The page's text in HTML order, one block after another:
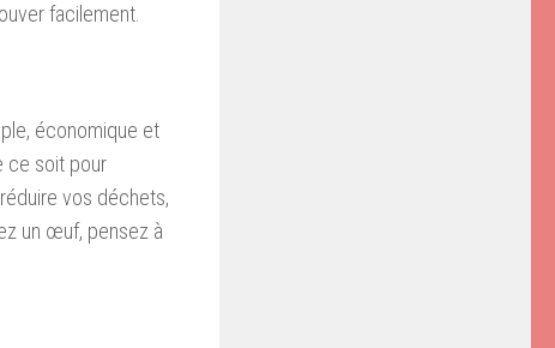
facilement.
économique et
ce soit pour
vos déchets,
un œuf, pensez à